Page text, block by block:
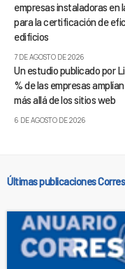
empresas instaladoras en
para la certificación de
edificios
7 DE AGOSTO DE 2026
Un estudio publicado por
% de las empresas
más allá de los sitios web
6 DE AGOSTO DE 2026
Últimas publicaciones